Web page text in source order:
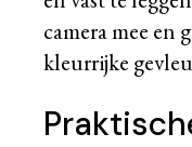
camera mee en
kleurrijke